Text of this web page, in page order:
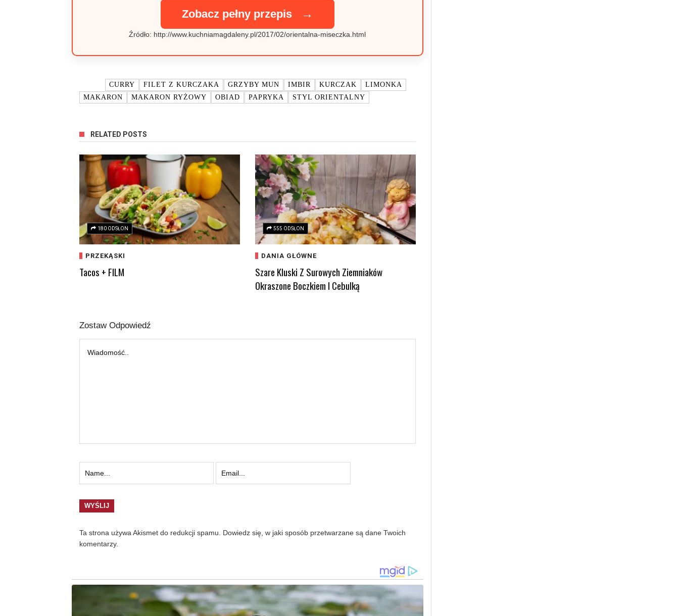
Zobacz pełny przepis →
Źródło: http://www.kuchniamagdaleny.pl/2017/02/orientalna-miseczka.html
CURRY FILET Z KURCZAKA GRZYBY MUN IMBIR KURCZAK
LIMONKA
MAKARON
MAKARON RYŻOWY OBIAD PAPRYKA STYL ORIENTALNY
RELATED POSTS
180 ODSŁON
PRZEKĄSKI
Tacos + FILM
555 ODSŁON
DANIA GŁÓWNE
Szare Kluski Z Surowych Ziemniaków
Okraszone Boczkiem I Cebulką
Zostaw Odpowiedź
Ta strona używa Akismet do redukcji spamu. Dowiedz się, w jaki sposób przetwarzane są dane Twoich
komentarzy.